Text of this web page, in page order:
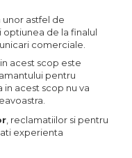
astfel de
de la finalul
comerciale.
acest scop este
pentru
acest scop nu va
, reclamatiilor si pentru
experienta